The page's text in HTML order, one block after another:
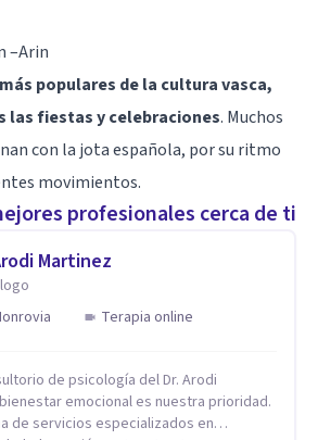
–Arin
populares de la cultura vasca,
las fiestas y celebraciones. Muchos
con la jota española, por su ritmo
movimientos.
profesionales cerca de ti
Martinez
Terapia online
de psicología del Dr. Arodi
emocional es nuestra prioridad.
de servicios especializados en